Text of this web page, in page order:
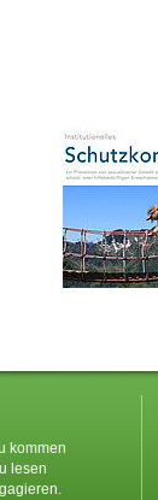
kommen
lesen